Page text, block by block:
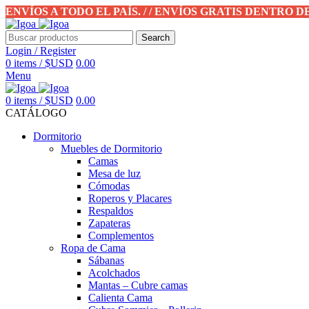
ENVÍOS A TODO EL PAÍS. / / ENVÍOS GRATIS DENTRO
Search
Login / Register
0 items / $USD 0.00
Menu
0 items / $USD 0.00
CATÁLOGO
Dormitorio
Muebles de Dormitorio
Camas
Mesa de luz
Cómodas
Roperos y Placares
Respaldos
Zapateras
Complementos
Ropa de Cama
Sábanas
Acolchados
Mantas – Cubre camas
Calienta Cama